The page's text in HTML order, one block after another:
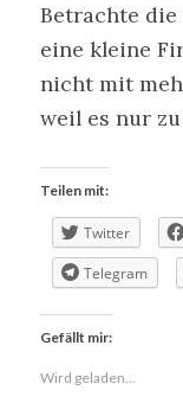
Betrachte
eine kleine
nicht mit
weil es nur
Teilen mit:
Twitter
Telegram
Gefällt mir:
Wird geladen...